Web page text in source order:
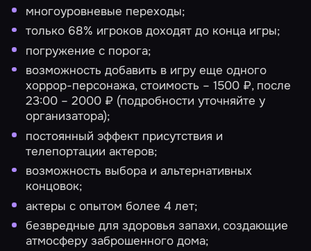
многоуровневые переходы;
только 68% игроков доходят до конца игры;
погружение с порога;
возможность добавить в игру еще одного
хоррор-персонажа, стоимость – 1500 ₽, после
23:00 – 2000 ₽ (подробности уточняйте у
организатора);
постоянный эффект присутствия и
телепортации актеров;
возможность выбора и альтернативных
концовок;
актеры с опытом более 4 лет;
безвредные для здоровья запахи, создающие
атмосферу заброшенного дома;